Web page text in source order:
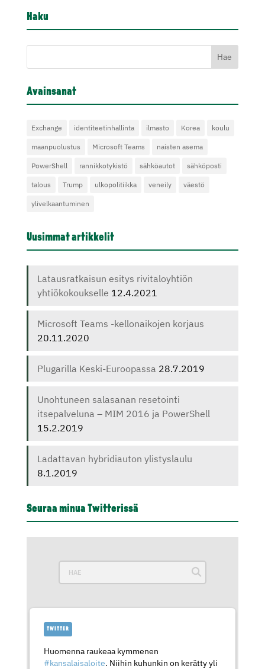
Haku
Avainsanat
Exchange identiteetinhallinta ilmasto Korea koulu
maanpuolustus Microsoft Teams naisten asema
PowerShell rannikkotykistö sähköautot sähköposti
talous Trump ulkopolitiikka veneily väestö
ylivelkaantuminen
Uusimmat artikkelit
Latausratkaisun esitys rivitaloyhtiön
yhtiökokoukselle 12.4.2021
Microsoft Teams -kellonaikojen korjaus
20.11.2020
Plugarilla Keski-Euroopassa 28.7.2019
Unohtuneen salasanan resetointi
itsepalveluna – MIM 2016 ja PowerShell
15.2.2019
Ladattavan hybridiauton ylistyslaulu
8.1.2019
Seuraa minua Twitterissä
Huomenna raukeaa kymmenen
#kansalaisaloite. Niihin kuhunkin on kerätty yli
TWITTER